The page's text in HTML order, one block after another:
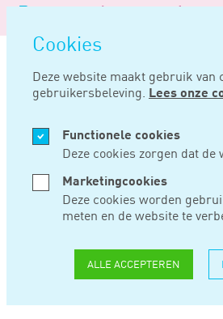
overslaan
Cookies
Deze website maakt gebruik van
gebruikersbeleving. Lees onze
Functionele cookies
Deze cookies zorgen dat
Marketingcookies
Deze cookies worden
meten en de website te
ALLE ACCEPTEREN
Logo
Noord
Negentig
JUL 30, 2015
BEPERKT